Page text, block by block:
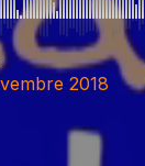
2018